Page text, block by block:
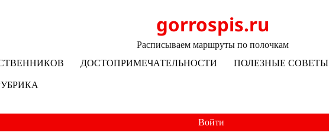
gorrospis.ru
Расписываем маршруты по полочкам
ДОСТОПРИМЕЧАТЕЛЬНОСТИ ПОЛЕЗНЫЕ СОВЕТЫ
Войти